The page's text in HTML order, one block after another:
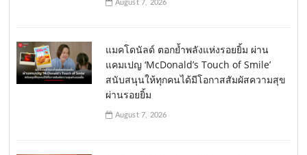
August 7, 2026
แมคโดนัลด์ ตอกย้ำพลังแห่งรอยยิ้ม ผ่าน
แคมเปญ ‘McDonald’s Touch of Smile’
สนับสนุนให้ทุกคนได้มีโอกาสสัมผัสความสุข
ผ่านรอยยิ้ม
August 7, 2026